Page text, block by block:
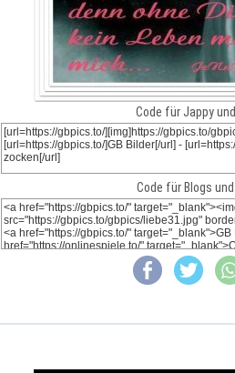
Code für Jappy und
Code für Blogs und